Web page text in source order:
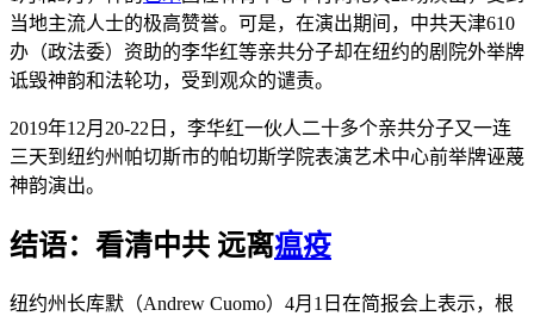
当地主流人士的极高赞誉。可是，在演出期间，中共天津610
办（政法委）资助的李华红等亲共分子却在纽约的剧院外举牌
诋毁神韵和法轮功，受到观众的谴责。
2019年12月20-22日，李华红一伙人二十多个亲共分子又一连
三天到纽约州帕切斯市的帕切斯学院表演艺术中心前举牌诬蔑
神韵演出。
结语：看清中共 远离瘟疫
纽约州长库默（Andrew Cuomo）4月1日在简报会上表示，根